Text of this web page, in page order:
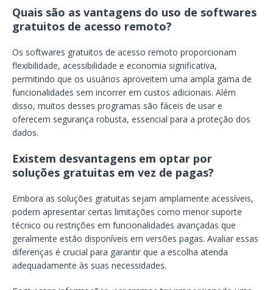
Quais são as vantagens do uso de softwares
gratuitos de acesso remoto?
Os softwares gratuitos de acesso remoto proporcionam
flexibilidade, acessibilidade e economia significativa,
permitindo que os usuários aproveitem uma ampla gama de
funcionalidades sem incorrer em custos adicionais. Além
disso, muitos desses programas são fáceis de usar e
oferecem segurança robusta, essencial para a proteção dos
dados.
Existem desvantagens em optar por
soluções gratuitas em vez de pagas?
Embora as soluções gratuitas sejam amplamente acessíveis,
podem apresentar certas limitações como menor suporte
técnico ou restrições em funcionalidades avançadas que
geralmente estão disponíveis em versões pagas. Avaliar essas
diferenças é crucial para garantir que a escolha atenda
adequadamente às suas necessidades.